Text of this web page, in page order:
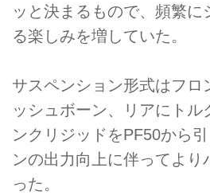
ッと決まるもので、頻繁に
る楽しみを増していた。
サスペンション形式はフロ
ッシュボーン、リアにトル
ンクリジッドをPF50から
ンの出力向上に伴ってより
った。